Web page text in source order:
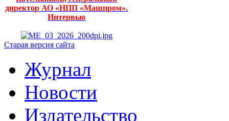
директор АО «НПП «Машпром».
Интервью
Старая версия сайта
Журнал
Новости
Издательство